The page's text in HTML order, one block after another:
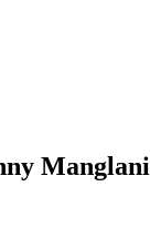
Manglani